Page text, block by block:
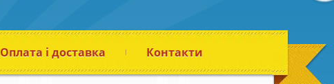
Оплата і доставка Контакти